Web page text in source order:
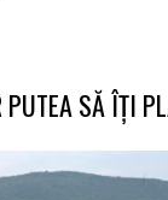
PUTEA SĂ ÎȚI